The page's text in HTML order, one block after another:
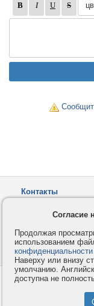
Контакты
Как оплатить
© 2008-
Согласие
Продолжая
использованием
Наверху или внизу
умолчанию.
доступна не